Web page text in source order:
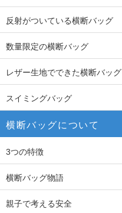
反射がついている横断バッグ
数量限定の横断バッグ
レザー生地でできた横断バッグ
スイミングバッグ
横断バッグについて
3つの特徴
横断バッグ物語
親子で考える安全